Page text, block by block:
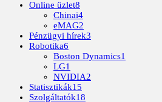
Online üzlet8
Chinai4
eMAG2
Pénzügyi hírek3
Robotika6
Boston Dynamics1
LG1
NVIDIA2
Statisztikák15
Szolgáltatók18